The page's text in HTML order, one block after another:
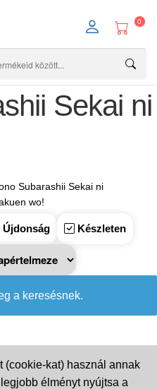
0
Sekai ni
Subarashii Sekai ni
wo!
Újdonság Készleten
a keresésnek.
(cookie-kat) használ annak
élményt nyújtsa a